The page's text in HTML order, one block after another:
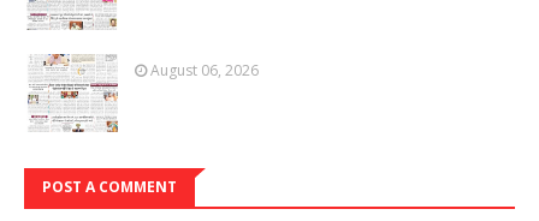
August 06, 2026
POST A COMMENT